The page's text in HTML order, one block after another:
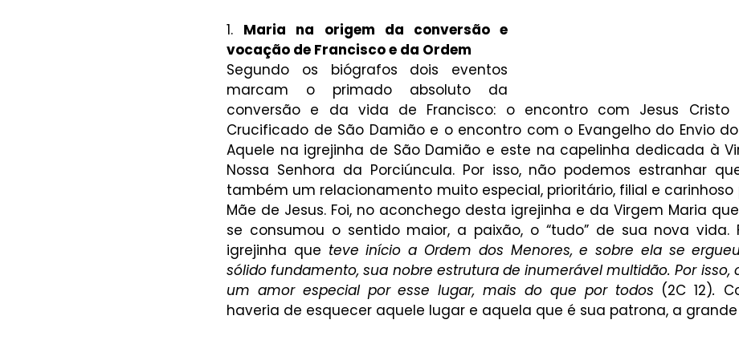
1. Maria na origem da conversão e
vocação de Francisco e da Ordem
Segundo os biógrafos dois eventos
marcam o primado absoluto da
conversão e da vida de Francisco: o encontro com Jesus Cristo
Crucificado de São Damião e o encontro com o Evangelho do Envio
Aquele na igrejinha de São Damião e este na capelinha dedicada à
Nossa Senhora da Porciúncula. Por isso, não podemos estranhar
também um relacionamento muito especial, prioritário, filial e
Mãe de Jesus. Foi, no aconchego desta igrejinha e da Virgem Maria
se consumou o sentido maior, a paixão, o “tudo” de sua nova vida.
igrejinha que teve início a Ordem dos Menores, e sobre ela se
sólido fundamento, sua nobre estrutura de inumerável multidão. Por isso,
um amor especial por esse lugar, mais do que por todos (2C 12).
haveria de esquecer aquele lugar e aquela que é sua patrona, a